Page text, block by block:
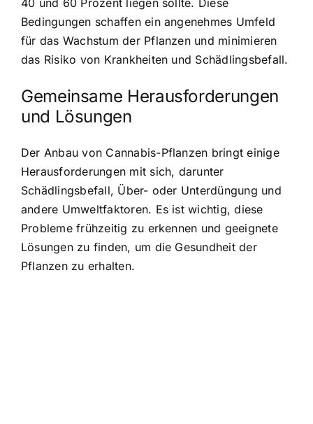
40 und 60 Prozent liegen sollte. Diese
Bedingungen schaffen ein angenehmes Umfeld
für das Wachstum der Pflanzen und minimieren
das Risiko von Krankheiten und Schädlingsbefall.
Gemeinsame Herausforderungen
und Lösungen
Der Anbau von Cannabis-Pflanzen bringt einige
Herausforderungen mit sich, darunter
Schädlingsbefall, Über- oder Unterdüngung und
andere Umweltfaktoren. Es ist wichtig, diese
Probleme frühzeitig zu erkennen und geeignete
Lösungen zu finden, um die Gesundheit der
Pflanzen zu erhalten.